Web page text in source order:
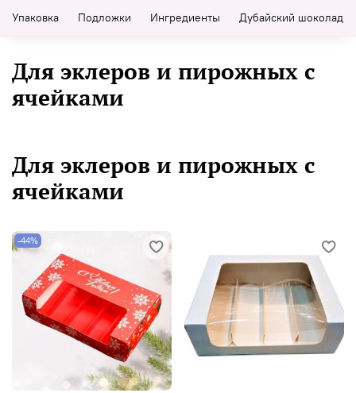
Упаковка Подложки Ингредиенты Дубайский шоколад
Для эклеров и пирожных с
ячейками
Для эклеров и пирожных с
ячейками
-44%